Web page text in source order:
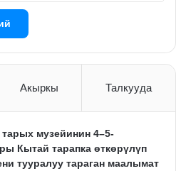
Акыркы Талкууда
тарых музейинин 4–5-
Кытай тарапка өткөрүлүп
тууралуу тараган маалымат